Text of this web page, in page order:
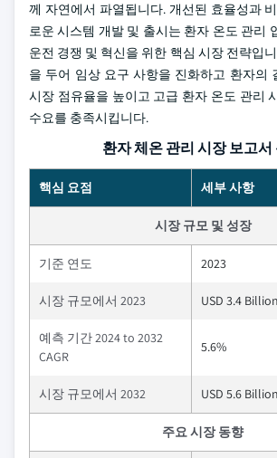
께 자연에서 파열됩니다. 개선된 효율성과
로운 시스템 개발 및 출시는 환자 온도 관리
운전 경쟁 및 혁신을 위한 핵심 시장 전략입
을 두어 임상 요구 사항을 진화하고 환자의
시장 점유율을 높이고 고급 환자 온도 관리
수요를 충족시킵니다.
환자 체온 관리 시장 보고서
핵심 요점 세부 사항
시장 규모 및 성장
기준 연도 2023
시장 규모에서 2023 USD 3.4 Billion
예측 기간 2024 to 2032
CAGR
5.6%
시장 규모에서 2032 USD 5.6 Billion
주요 시장 동향